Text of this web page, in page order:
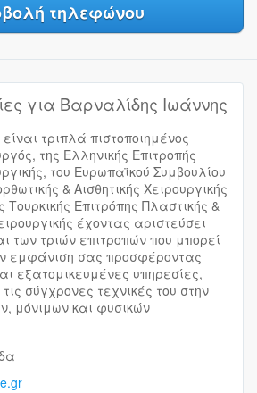
τηλεφώνου
για Βαρναλίδης Ιωάννης
τριπλά πιστοποιημένος
της Ελληνικής Επιτροπής
του Ευρωπαϊκού Συμβουλίου
& Αισθητικής Χειρουργικής
Τουρκικής Επιτρόπης Πλαστικής &
έχοντας αριστεύσει
των τριών επιτροπών που μπορεί
εμφάνιση σας προσφέροντας
εξατομικευμένες υπηρεσίες,
σύγχρονες τεχνικές του στην
μόνιμων και φυσικών